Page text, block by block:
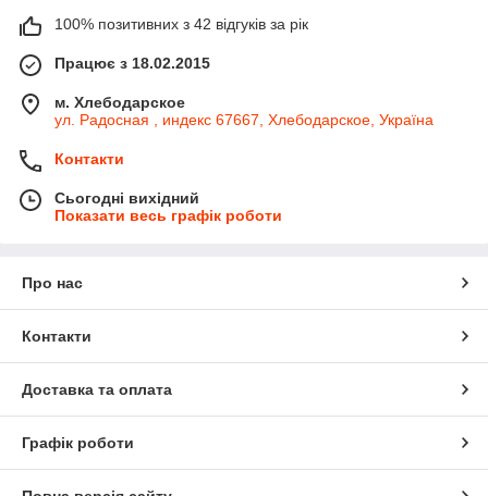
100% позитивних з 42 відгуків за рік
Працює з 18.02.2015
м. Хлебодарское
ул. Радосная , индекс 67667, Хлебодарское, Україна
Контакти
Сьогодні вихідний
Показати весь графік роботи
Про нас
Контакти
Доставка та оплата
Графік роботи